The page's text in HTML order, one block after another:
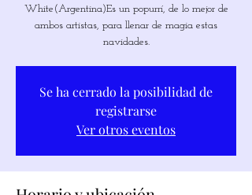
White(Argentina)Es un popurrí, de lo mejor de
ambos artistas, para llenar de magia estas
navidades.
Se ha cerrado la posibilidad de
registrarse
Ver otros eventos